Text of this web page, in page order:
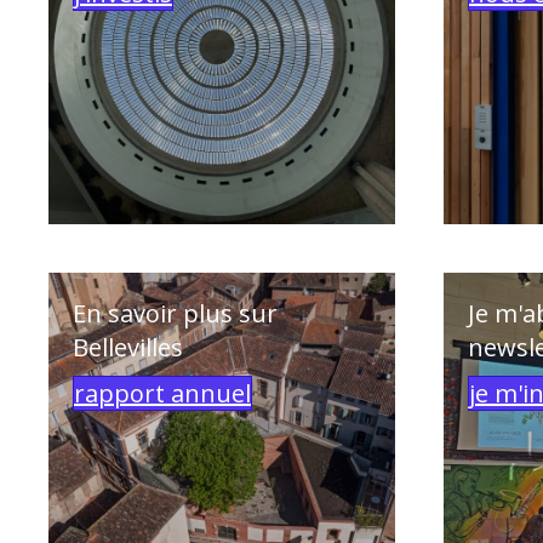
En savoir plus sur
Bellevilles
rapport annuel
Je
je